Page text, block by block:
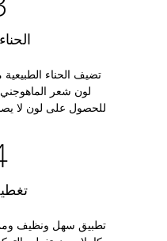
تضيف الحناء
لون شعر
للحصول على لون لا
تطبيق سهل ونظيف